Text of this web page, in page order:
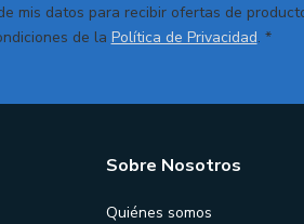
mis datos para recibir ofertas de
de la Política de Privacidad. *
Sobre Nosotros
Quiénes somos